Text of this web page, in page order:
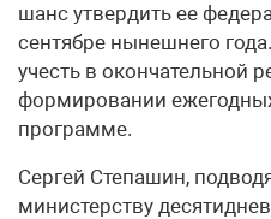
шанс утвердить ее
сентябре нынешнего
учесть в окончательной
формировании
программе.
Сергей Степашин,
министерству